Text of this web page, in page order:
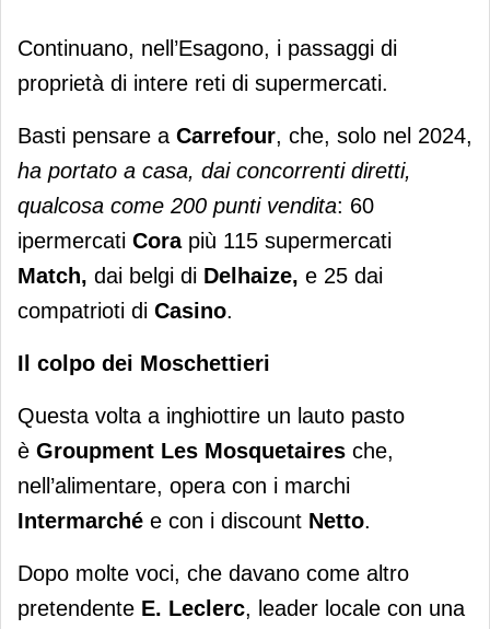
Colruyt: addio alla Francia
Continuano, nell’Esagono, i passaggi di
proprietà di intere reti di supermercati.
Basti pensare a Carrefour, che, solo nel 2024,
ha portato a casa, dai concorrenti diretti,
qualcosa come 200 punti vendita: 60
ipermercati Corapiù 115 supermercati
Match, dai belgi di Delhaize, e 25 dai
compatrioti di Casino.
Il colpo dei Moschettieri
Questa volta a inghiottire un lauto pasto
è Groupment Les Mosquetaires che,
nell’alimentare, opera con i marchi
Intermarché e con i discount Netto.
Dopo molte voci, che davano come altro
pretendente E. Leclerc, leader locale con una